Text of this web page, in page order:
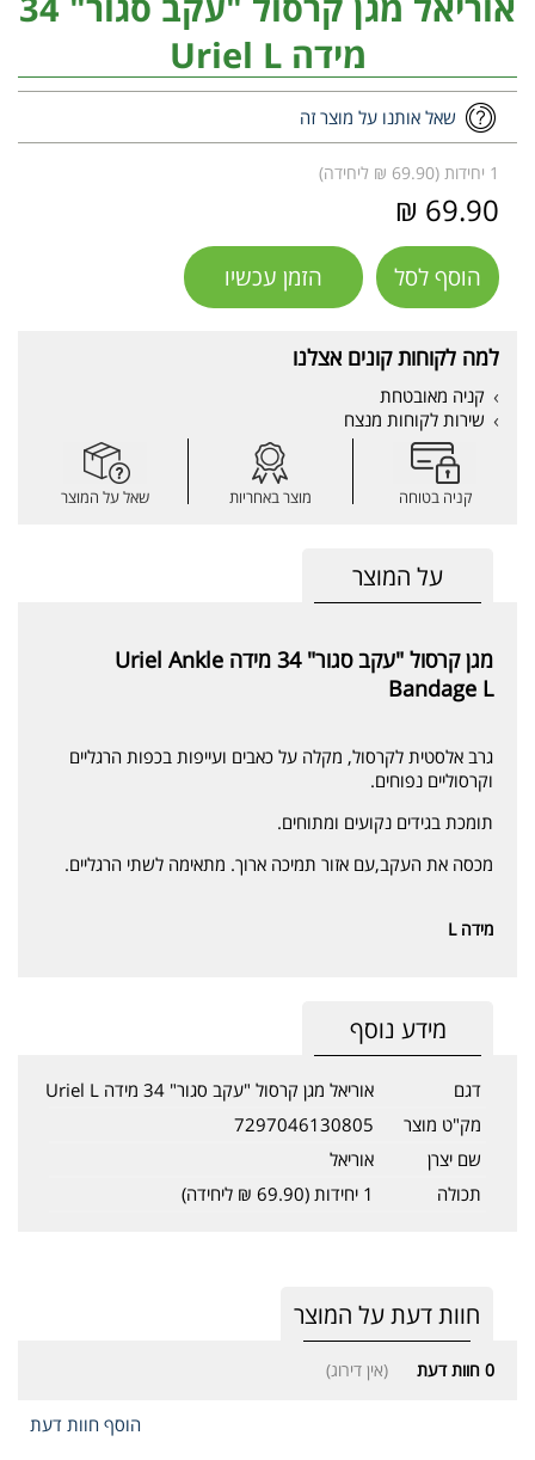
מידה Uriel L
שאל אותנו על מוצר זה
1 יחידות (69.90 ₪ ליחידה)
69.90 ₪
הוסף לסל הזמן עכשיו
למה לקוחות קונים אצלנו
קניה מאובטחת
שירות לקוחות מנצח
קניה בטוחה מוצר באחריות שאל על המוצר
על המוצר
מגן קרסול "עקב סגור" 34 מידה Uriel Ankle
Bandage L
גרב אלסטית לקרסול, מקלה על כאבים ועייפות בכפות הרגליים
וקרסוליים נפוחים.
תומכת בגידים נקועים ומתוחים.
מכסה את העקב,עם אזור תמיכה ארוך. מתאימה לשתי הרגליים.
מידה L
מידע נוסף
דגם
אוריאל מגן קרסול "עקב סגור" 34 מידה Uriel L
מק"ט מוצר
7297046130805
שם יצרן
אוריאל
תכולה
1 יחידות (69.90 ₪ ליחידה)
חוות דעת על המוצר
0 חוות דעת (אין דירוג)
הוסף חוות דעת